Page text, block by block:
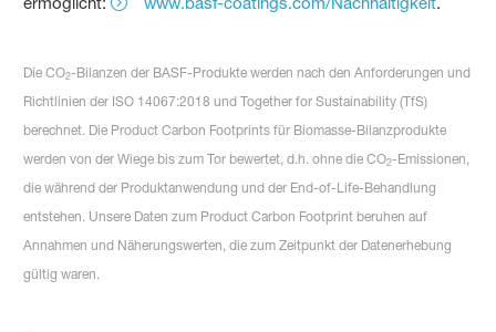
Die CO2-Bilanzen der BASF-Produkte werden nach den Anforderungen und
Richtlinien der ISO 14067:2018 und Together for Sustainability (TfS)
berechnet. Die Product Carbon Footprints für Biomasse-Bilanzprodukte
werden von der Wiege bis zum Tor bewertet, d.h. ohne die CO2-Emissionen,
die während der Produktanwendung und der End-of-Life-Behandlung
entstehen. Unsere Daten zum Product Carbon Footprint beruhen auf
Annahmen und Näherungswerten, die zum Zeitpunkt der Datenerhebung
gültig waren.